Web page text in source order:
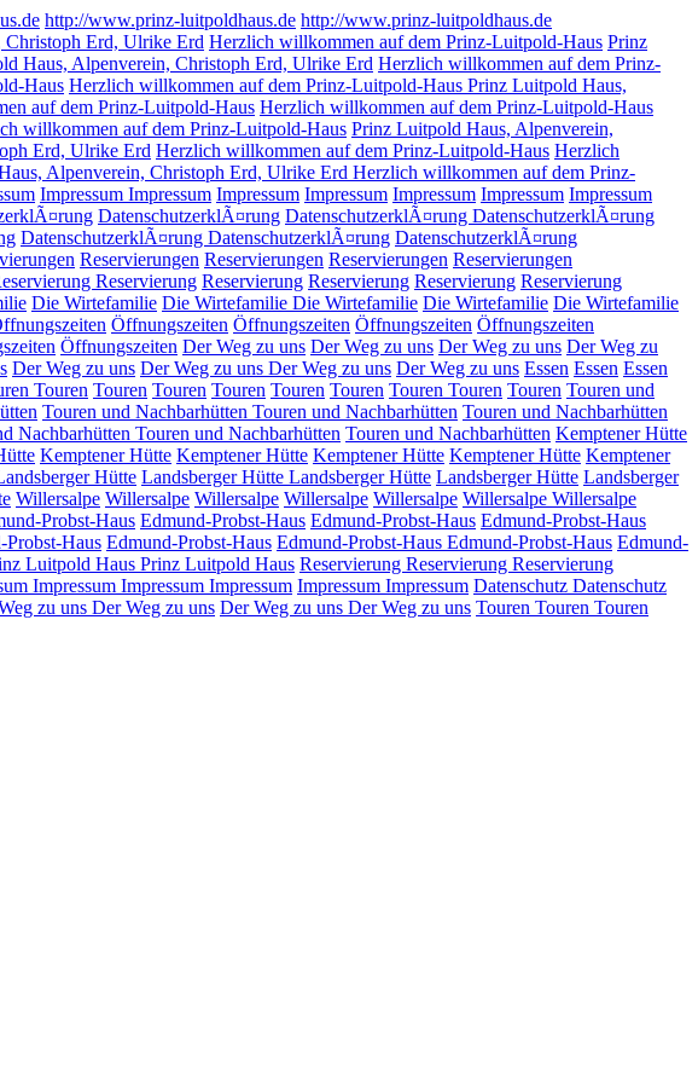
http://www.prinz-luitpoldhaus.de http://www.prinz-luitpoldhaus.de
Erd, Ulrike Erd Herzlich willkommen auf dem Prinz-Luitpold-Haus Prinz
Haus, Alpenverein, Christoph Erd, Ulrike Erd Herzlich willkommen auf dem Prinz-
Haus Herzlich willkommen auf dem Prinz-Luitpold-Haus Prinz Luitpold Haus,
auf dem Prinz-Luitpold-Haus Herzlich willkommen auf dem Prinz-Luitpold-Haus
willkommen auf dem Prinz-Luitpold-Haus Prinz Luitpold Haus, Alpenverein,
Erd, Ulrike Erd Herzlich willkommen auf dem Prinz-Luitpold-Haus Herzlich
Alpenverein, Christoph Erd, Ulrike Erd Herzlich willkommen auf dem Prinz-
Impressum Impressum Impressum Impressum Impressum Impressum Impressum
DatenschutzerklÃ¤rung DatenschutzerklÃ¤rung DatenschutzerklÃ¤rung
DatenschutzerklÃ¤rung DatenschutzerklÃ¤rung DatenschutzerklÃ¤rung
Reservierungen Reservierungen Reservierungen Reservierungen
Reservierung Reservierung Reservierung Reservierung Reservierung
Die Wirtefamilie Die Wirtefamilie Die Wirtefamilie Die Wirtefamilie Die Wirtefamilie
Öffnungszeiten Öffnungszeiten Öffnungszeiten Öffnungszeiten
Öffnungszeiten Der Weg zu uns Der Weg zu uns Der Weg zu uns Der Weg zu
Der Weg zu uns Der Weg zu uns Der Weg zu uns Der Weg zu uns Essen Essen Essen
Touren Touren Touren Touren Touren Touren Touren Touren Touren Touren und
Touren und Nachbarhütten Touren und Nachbarhütten Touren und Nachbarhütten
Nachbarhütten Touren und Nachbarhütten Touren und Nachbarhütten Kemptener Hütte
Kemptener Hütte Kemptener Hütte Kemptener Hütte Kemptener Hütte Kemptener
Hütte Landsberger Hütte Landsberger Hütte Landsberger Hütte Landsberger
Willersalpe Willersalpe Willersalpe Willersalpe Willersalpe Willersalpe Willersalpe
Probst-Haus Edmund-Probst-Haus Edmund-Probst-Haus Edmund-Probst-Haus
Probst-Haus Edmund-Probst-Haus Edmund-Probst-Haus Edmund-Probst-Haus Edmund-
Luitpold Haus Prinz Luitpold Haus Reservierung Reservierung Reservierung
Impressum Impressum Impressum Impressum Impressum Datenschutz Datenschutz
zu uns Der Weg zu uns Der Weg zu uns Der Weg zu uns Touren Touren Touren